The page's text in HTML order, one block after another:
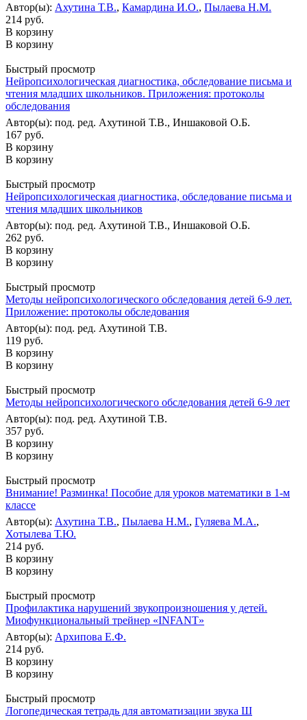
Автор(ы): Ахутина Т.В., Камардина И.О., Пылаева Н.М.
214 руб.
В корзину
В корзину
Быстрый просмотр
Нейропсихологическая диагностика, обследование письма и
чтения младших школьников. Приложения: протоколы
обследования
Автор(ы): под. ред. Ахутиной Т.В., Иншаковой О.Б.
167 руб.
В корзину
В корзину
Быстрый просмотр
Нейропсихологическая диагностика, обследование письма и
чтения младших школьников
Автор(ы): под. ред. Ахутиной Т.В., Иншаковой О.Б.
262 руб.
В корзину
В корзину
Быстрый просмотр
Методы нейропсихологического обследования детей 6-9 лет.
Приложение: протоколы обследования
Автор(ы): под. ред. Ахутиной Т.В.
119 руб.
В корзину
В корзину
Быстрый просмотр
Методы нейропсихологического обследования детей 6-9 лет
Автор(ы): под. ред. Ахутиной Т.В.
357 руб.
В корзину
В корзину
Быстрый просмотр
Внимание! Разминка! Пособие для уроков математики в 1-м
классе
Автор(ы): Ахутина Т.В., Пылаева Н.М., Гуляева М.А.,
Хотылева Т.Ю.
214 руб.
В корзину
В корзину
Быстрый просмотр
Профилактика нарушений звукопроизношения у детей.
Миофункциональный трейнер «INFANT»
Автор(ы): Архипова Е.Ф.
214 руб.
В корзину
В корзину
Быстрый просмотр
Логопедическая тетрадь для автоматизации звука Ш